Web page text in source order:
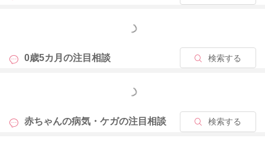
2025/12/14 0:41
もっと見る
0歳5カ月の注目相談 検索する
もっと見る
赤ちゃんの病気・ケガの注目相談 検索する